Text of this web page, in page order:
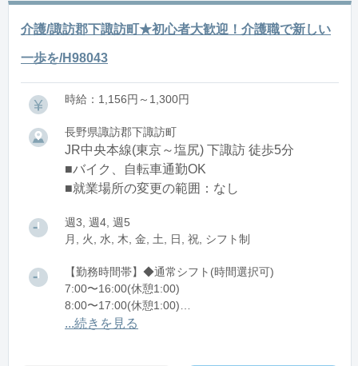
介護/諏訪郡下諏訪町★初心者大歓迎！介護職で新しい
一歩を/H98043
時給：1,156円～1,300円
長野県諏訪郡下諏訪町
JR中央本線(東京～塩尻) 下諏訪 徒歩5分
■バイク、自転車通勤OK
■就業場所の変更の範囲：なし
週3, 週4, 週5
月, 火, 水, 木, 金, 土, 日, 祝, シフト制
【勤務時間帯】◆通常シフト(時間選択可)
7:00〜16:00(休憩1:00)
8:00〜17:00(休憩1:00)
12:00〜21:00(休憩1:00)
...続きを見る